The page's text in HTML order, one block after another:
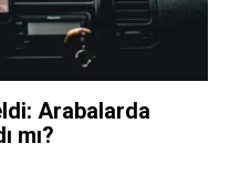
Arabalarda
mı?